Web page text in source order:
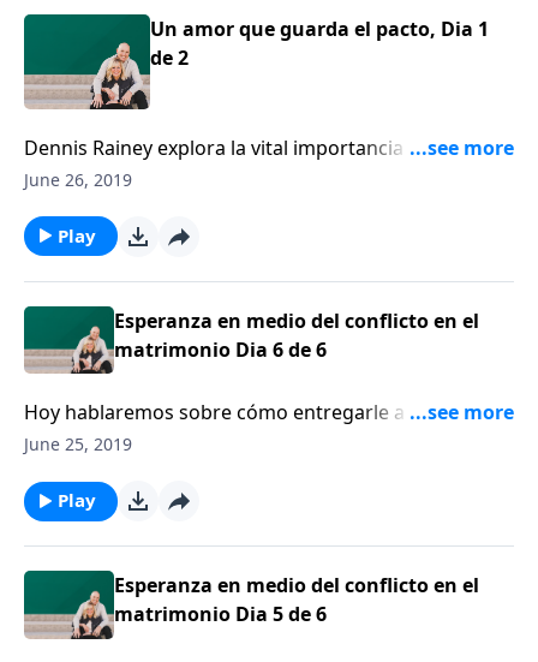
Un amor que guarda el pacto, Dia 1
de 2
Dennis Rainey explora la vital importancia del pacto
matrimonial, mientras exhorta a las parejas para que
la reconciliación.
June 26, 2019
Play
Esperanza en medio del conflicto en el
matrimonio Dia 6 de 6
Hoy hablaremos sobre cómo entregarle a su pareja
un regalo especial, el regalo del perdón.
June 25, 2019
Play
Esperanza en medio del conflicto en el
matrimonio Dia 5 de 6